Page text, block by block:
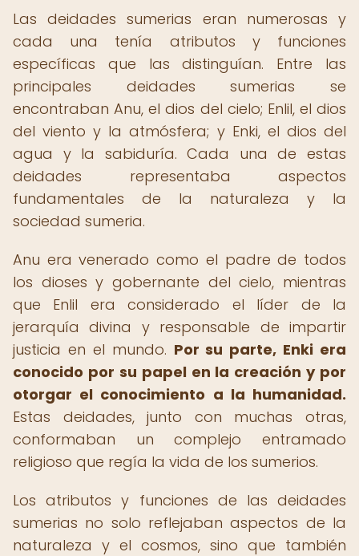
Las deidades sumerias eran numerosas y
cada una tenía atributos y funciones
específicas que las distinguían. Entre las
principales deidades sumerias se
encontraban Anu, el dios del cielo; Enlil, el dios
del viento y la atmósfera; y Enki, el dios del
agua y la sabiduría. Cada una de estas
deidades representaba aspectos
fundamentales de la naturaleza y la
sociedad sumeria.
Anu era venerado como el padre de todos
los dioses y gobernante del cielo, mientras
que Enlil era considerado el líder de la
jerarquía divina y responsable de impartir
justicia en el mundo. Por su parte, Enki era
conocido por su papel en la creación y por
otorgar el conocimiento a la humanidad.
Estas deidades, junto con muchas otras,
conformaban un complejo entramado
religioso que regía la vida de los sumerios.
Los atributos y funciones de las deidades
sumerias no solo reflejaban aspectos de la
naturaleza y el cosmos, sino que también